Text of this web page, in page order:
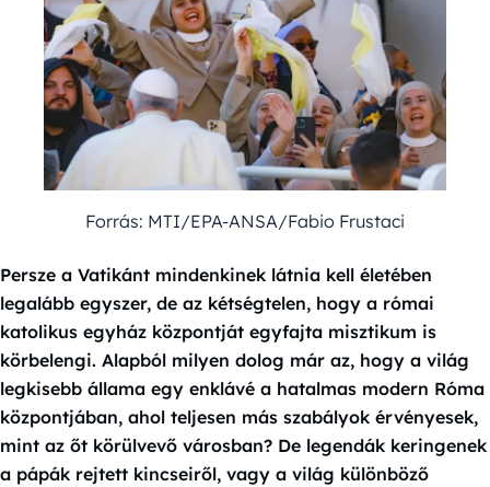
Forrás: MTI/EPA-ANSA/Fabio Frustaci
Persze a Vatikánt mindenkinek látnia kell életében
legalább egyszer, de az kétségtelen, hogy a római
katolikus egyház központját egyfajta misztikum is
körbelengi. Alapból milyen dolog már az, hogy a világ
legkisebb állama egy enklávé a hatalmas modern Róma
központjában, ahol teljesen más szabályok érvényesek,
mint az őt körülvevő városban? De legendák keringenek
a pápák rejtett kincseiről, vagy a világ különböző